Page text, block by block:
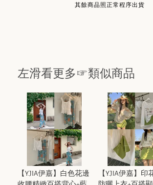
其餘商品照正常程序出貨
左滑看更多☞類似商品
【Y.JIA伊嘉】白色花邊
【Y.JIA伊嘉】印